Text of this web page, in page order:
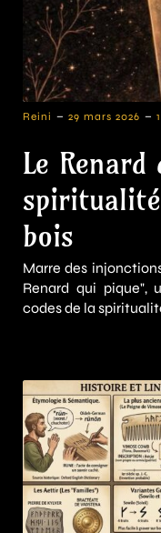
Reini - 29 mars 2026 -
Le
bois
Marre des
Renard qui pique",
codes de la